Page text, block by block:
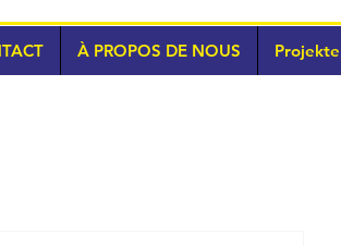
À PROPOS DE NOUS Projekte